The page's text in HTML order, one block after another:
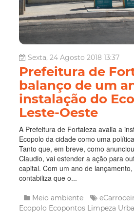
Sexta, 24 Agosto 2018 13:37
Prefeitura de
balanço de um
instalação do
Leste-Oeste
A Prefeitura de Fortaleza avalia a
Ecopolo da cidade como uma
Tanto que, em breve, como
Claudio, vai estender a ação para
capital. Com um ano de
contabiliza que o...
Meio ambiente
Ecopolo Ecopontos Limpeza